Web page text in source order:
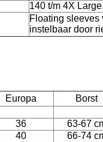
140 t/m 4X
Floating sleeves
instelbaar door
Europa Borst
36 63-67
40 66-74